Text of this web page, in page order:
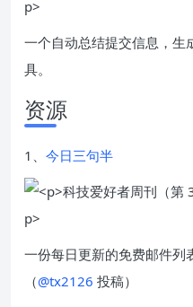
一个自动总结提交信息，
具。
资源
1、 今日三句半
一份每日更新的免费邮件列
（@tx2126 投稿）